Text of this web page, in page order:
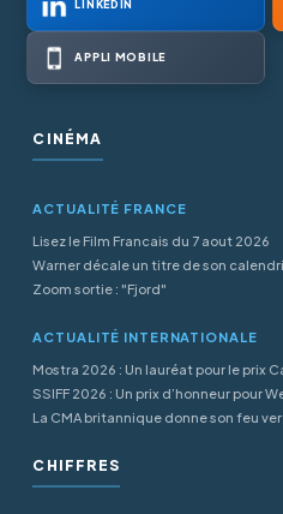
LINKEDIN
APPLI MOBILE
CINÉMA
ACTUALITÉ FRANCE
Lisez le Film Francais du 7 aout 2026
Warner décale un titre de son
Zoom sortie : "Fjord"
ACTUALITÉ INTERNATIONALE
Mostra 2026 : Un lauréat pour le prix
SSIFF 2026 : Un prix d’honneur pour
La CMA britannique donne son feu
CHIFFRES